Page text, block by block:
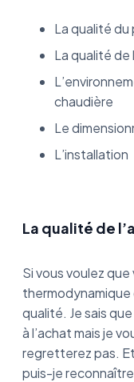
La qualité du
La qualité de
chaudière
Le
L’installation
La qualité de
Si vous voulez
thermodynamique
qualité. Je sais
à l’achat mais je
regretterez pas. Et
puis-je